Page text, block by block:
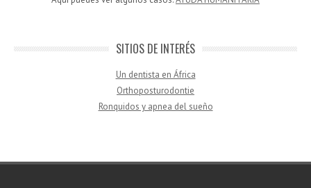
SITIOS DE INTERÉS
Un dentista en África
Orthoposturodontie
Ronquidos y apnea del sueño